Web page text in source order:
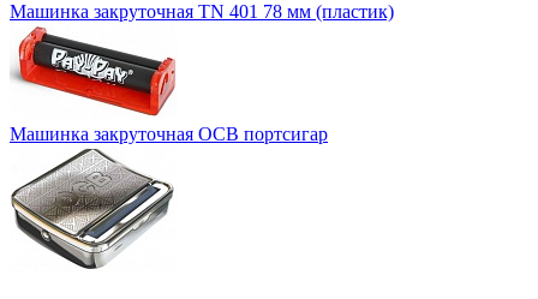
Машинка закруточная TN 401 78 мм (пластик)
Машинка закруточная OCB портсигар